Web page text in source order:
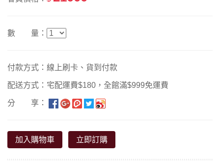
數 量：
付款方式：線上刷卡、貨到付款
配送方式：宅配運費$180，全館滿$999免運費
分 享：
加入購物車 立即訂購